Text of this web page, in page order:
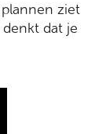
ziet
dat je